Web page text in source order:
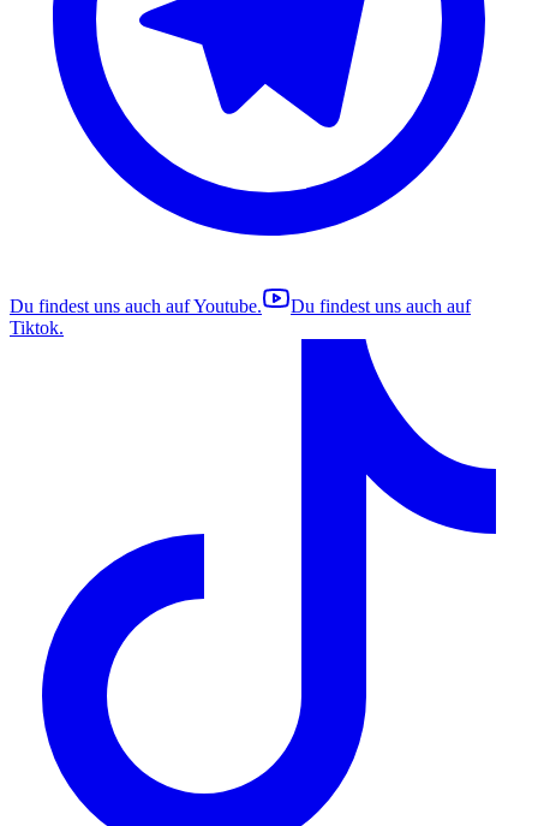
Du findest uns auch aufYoutube.
Du findest uns auch auf
Tiktok.